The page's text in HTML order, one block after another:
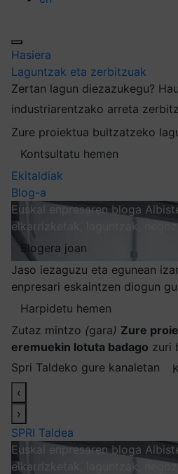
Hasiera
Laguntzak eta zerbitzuak
Zertan lagun diezazukegu?
industriarentzako arreta
Zure proiektua bultzatzeko
Kontsultatu hemen
Ekitaldiak
Blog-a
Euskal enpresaren bloga
elkarrizketak, laguntzak,
Blogera joan
Jaso iezaguzu eta egunean
enpresari eskaintzen diogun
Harpidetu hemen
Zutaz mintzo (gara) Zure
eremuekin lotuta badago zuri
Spri Taldeko gure kanaletan
‹
›
SPRI Taldea
Euskal enpresaren bloga
elkarrizketak, laguntzak,